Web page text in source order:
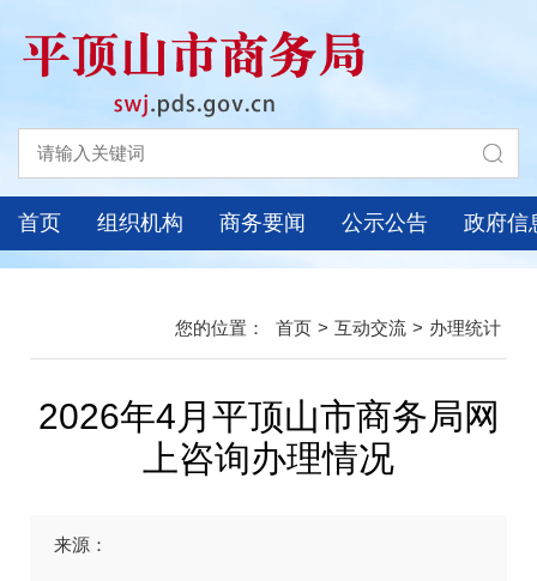
首页 组织机构 商务要闻 公示公告 政府信
首页 > 互动交流 > 办理统计
2026年4月平顶山市商务局网
上咨询办理情况
来源：